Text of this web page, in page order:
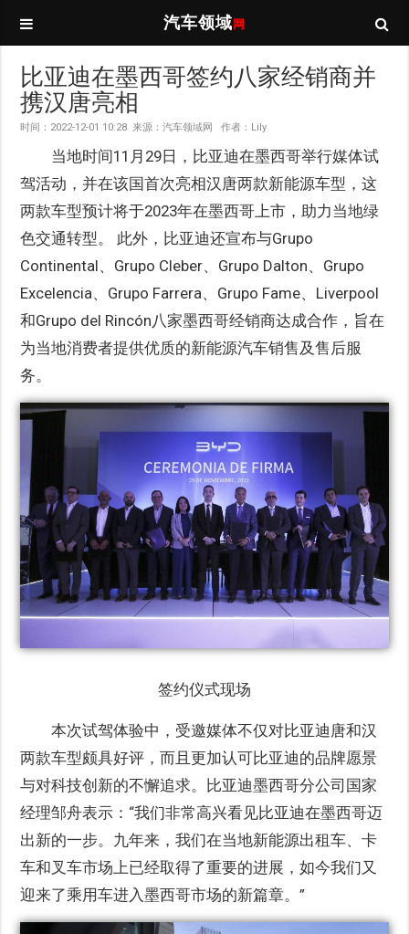
汽车领域 网
比亚迪在墨西哥签约八家经销商并
携汉唐亮相
时间：2022-12-01 10:28 来源：汽车领域网 作者：Lily
当地时间11月29日，比亚迪在墨西哥举行媒体试
驾活动，并在该国首次亮相汉唐两款新能源车型，这
两款车型预计将于2023年在墨西哥上市，助力当地绿
色交通转型。 此外，比亚迪还宣布与Grupo
Continental、Grupo Cleber、Grupo Dalton、Grupo
Excelencia、Grupo Farrera、Grupo Fame、Liverpool
和Grupo del Rincón八家墨西哥经销商达成合作，旨在
为当地消费者提供优质的新能源汽车销售及售后服
务。
签约仪式现场
本次试驾体验中，受邀媒体不仅对比亚迪唐和汉
两款车型颇具好评，而且更加认可比亚迪的品牌愿景
与对科技创新的不懈追求。比亚迪墨西哥分公司国家
经理邹舟表示：“我们非常高兴看见比亚迪在墨西哥迈
出新的一步。九年来，我们在当地新能源出租车、卡
车和叉车市场上已经取得了重要的进展，如今我们又
迎来了乘用车进入墨西哥市场的新篇章。”